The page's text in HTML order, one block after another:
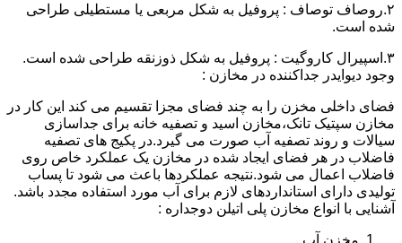
۲.روصاف توصاف : پروفیل به شکل مربعی یا مستطیلی طراحی
شده است.
۳.اسپیرال کاروگیت : پروفیل به شکل ذوزنقه طراحی شده است.
وجود دیوایدر جداکننده در مخازن :
فضای داخلی مخزن را به چند فضای مجزا تقسیم می کند این کار در
مخازن سپتیک تانک،مخازن اسید و تصفیه خانه برای جداسازی
سیالات و روند تصفیه آب صورت می گیرد.در پکیج های تصفیه
فاضلاب در هر فضای ایجاد شده در مخازن یک عملکرد خاص روی
فاضلاب اعمال می شود.نتیجه عملکردها باعث می شود تا پساب
تولیدی دارای استانداردهای لازم برای آب مورد استفاده مجدد باشد.
آشنایی با انواع مخازن پلی اتیلن دوجداره :
مخزن آب